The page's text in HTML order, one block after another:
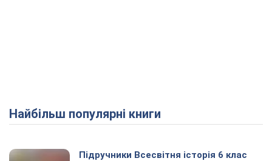
Найбільш популярні книги
Підручники Всесвітня історія 6 клас